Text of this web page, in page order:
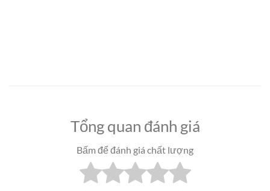
Tổng quan đánh giá
Bấm để đánh giá chất lượng